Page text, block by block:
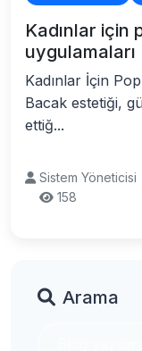
Kadınlar için
uygulamaları
Kadınlar İçin
Bacak estetiği,
ettiğ...
Sistem Yöneticisi
158
Arama